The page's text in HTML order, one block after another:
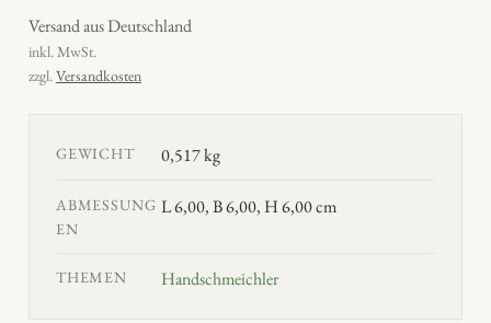
Versand aus Deutschland
inkl. MwSt.
zzgl. Versandkosten
GEWICHT 0,517 kg
ABMESSUNG
EN
L 6,00, B 6,00, H 6,00 cm
THEMEN Handschmeichler